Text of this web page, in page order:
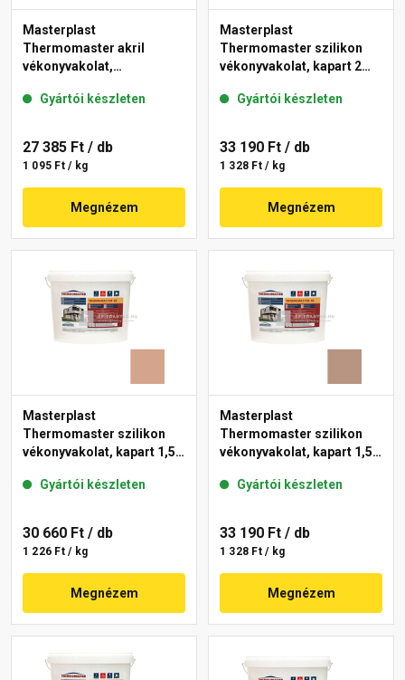
Masterplast
Thermomaster akril
vékonyvakolat,
14-C 25 kg
Gyártói készleten
27 385 Ft / db
1 095 Ft / kg
Megnézem
Masterplast
Thermomaster szilikon
vékonyvakolat, kapart 2
Gyártói készleten
33 190 Ft / db
1 328 Ft / kg
Megnézem
Masterplast
Thermomaster szilikon
vékonyvakolat, kapart 1,5
Gyártói készleten
30 660 Ft / db
1 226 Ft / kg
Megnézem
Masterplast
Thermomaster szilikon
vékonyvakolat, kapart 1,5
Gyártói készleten
33 190 Ft / db
1 328 Ft / kg
Megnézem